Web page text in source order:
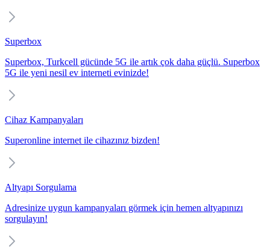
Superbox
Superbox, Turkcell gücünde 5G ile artık çok daha güçlü. Superbox
5G ile yeni nesil ev interneti evinizde!
Cihaz Kampanyaları
Superonline internet ile cihazınız bizden!
Altyapı Sorgulama
Adresinize uygun kampanyaları görmek için hemen altyapınızı
sorgulayın!